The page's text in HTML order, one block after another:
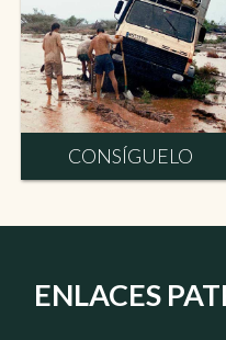
CONSÍGUELO
ENLACES